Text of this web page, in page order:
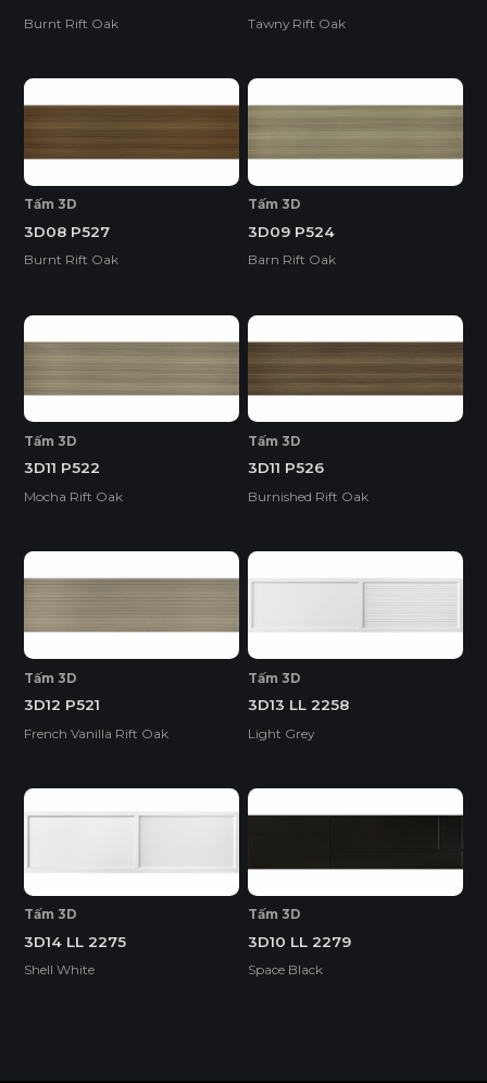
Burnt Rift Oak Tawny Rift Oak
Tấm 3D
3D08 P527
Burnt Rift Oak
Tấm 3D
3D09 P524
Barn Rift Oak
Tấm 3D
3D11 P522
Mocha Rift Oak
Tấm 3D
3D11 P526
Burnished Rift Oak
Tấm 3D
3D12 P521
French Vanilla Rift Oak
Tấm 3D
3D13 LL 2258
Light Grey
Tấm 3D
3D14 LL 2275
Shell White
Tấm 3D
3D10 LL 2279
Space Black